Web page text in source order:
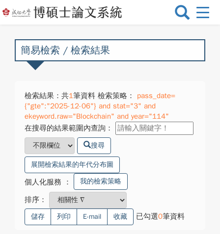
選
換
簡易檢索 / 檢索結果
檢索結果：共1筆資料 檢索策略：
pass_date=
{"gte":"2025-12-06"} and stat="3" and
ekeyword.raw="Blockchain" and year="114"
在搜尋的結果範圍內查詢：
搜尋
展開檢索結果的年代分布圖
個人化服務 ： 我的檢索策略
排序：
儲存 列印 E-mail 收藏 已勾選0筆資料